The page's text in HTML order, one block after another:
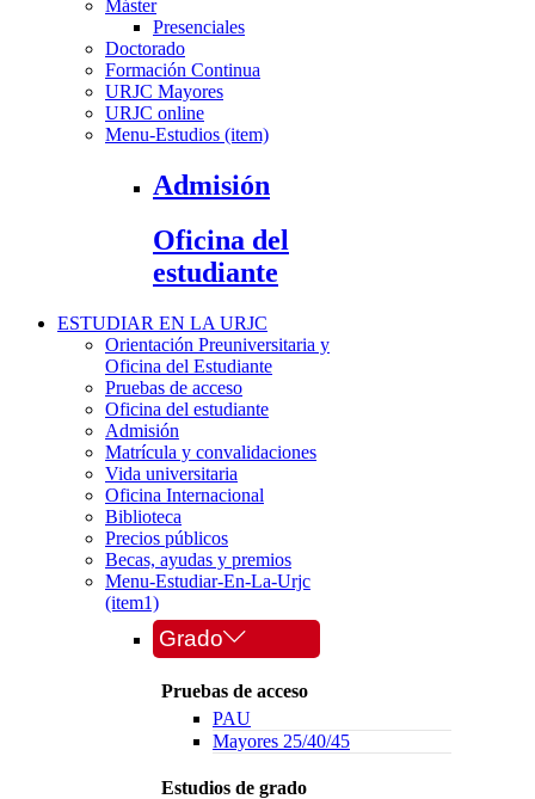
Máster
Presenciales
Doctorado
Formación Continua
URJC Mayores
URJC online
Menu-Estudios (item)
Admisión
Oficina del
estudiante
ESTUDIAR EN LA URJC
Orientación Preuniversitaria y
Oficina del Estudiante
Pruebas de acceso
Oficina del estudiante
Admisión
Matrícula y convalidaciones
Vida universitaria
Oficina Internacional
Biblioteca
Precios públicos
Becas, ayudas y premios
Menu-Estudiar-En-La-Urjc
(item1)
Grado
Pruebas de acceso
PAU
Mayores 25/40/45
Estudios de grado